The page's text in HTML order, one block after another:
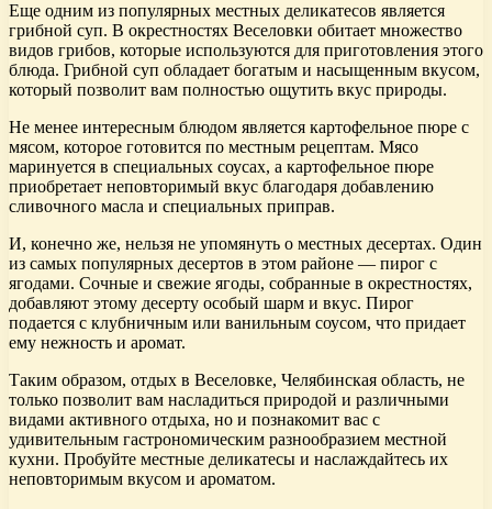
Еще одним из популярных местных деликатесов является
грибной суп. В окрестностях Веселовки обитает множество
видов грибов, которые используются для приготовления этого
блюда. Грибной суп обладает богатым и насыщенным вкусом,
который позволит вам полностью ощутить вкус природы.
Не менее интересным блюдом является картофельное пюре с
мясом, которое готовится по местным рецептам. Мясо
маринуется в специальных соусах, а картофельное пюре
приобретает неповторимый вкус благодаря добавлению
сливочного масла и специальных приправ.
И, конечно же, нельзя не упомянуть о местных десертах. Один
из самых популярных десертов в этом районе — пирог с
ягодами. Сочные и свежие ягоды, собранные в окрестностях,
добавляют этому десерту особый шарм и вкус. Пирог
подается с клубничным или ванильным соусом, что придает
ему нежность и аромат.
Таким образом, отдых в Веселовке, Челябинская область, не
только позволит вам насладиться природой и различными
видами активного отдыха, но и познакомит вас с
удивительным гастрономическим разнообразием местной
кухни. Пробуйте местные деликатесы и наслаждайтесь их
неповторимым вкусом и ароматом.